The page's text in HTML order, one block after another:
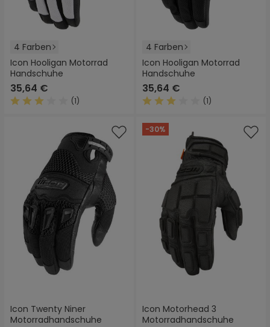
4 Farben
Icon Hooligan Motorrad
Handschuhe
35,64 €
(1)
4 Farben
Icon Hooligan Motorrad
Handschuhe
35,64 €
(1)
Icon Twenty Niner
Motorradhandschuhe
-30%
Icon Motorhead 3
Motorradhandschuhe